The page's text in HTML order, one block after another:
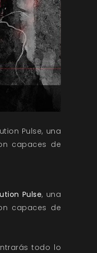
Pulse, una
capaces de
Pulse, una
capaces de
todo lo